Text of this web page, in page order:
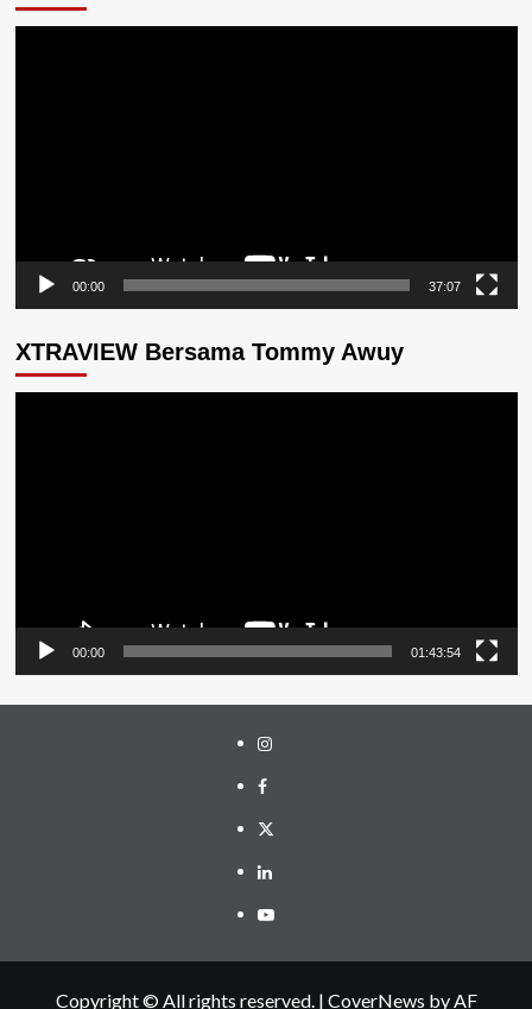
00:00 37:07
XTRAVIEW Bersama Tommy Awuy
00:00 01:43:54
Instagram
Facebook
Twitter
Linkedin
Youtube
Copyright © All rights reserved. | CoverNews by AF